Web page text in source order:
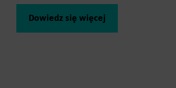
Dowiedz się więcej